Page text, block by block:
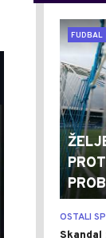
FUDBAL
OSTALI
Skandal